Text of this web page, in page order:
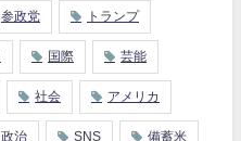
参政党 トランプ
国際 芸能
社会 アメリカ
政治 SNS 備蓄米